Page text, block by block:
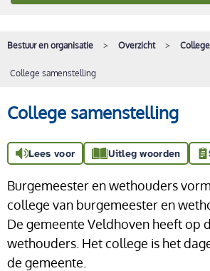
Bestuur en organisatie Overzicht
College samenstelling
College samenstelling
Lees voor Uitleg woorden
Burgemeester en wethouders
college van burgemeester en
De gemeente Veldhoven heeft op
wethouders. Het college is het
de gemeente.